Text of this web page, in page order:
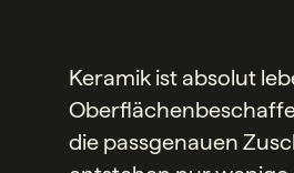
Keramik ist absolut
die passgenauen